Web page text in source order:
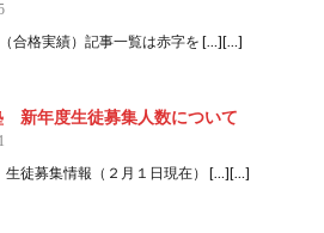
合格実績）記事一覧は赤字を […][…]
新年度生徒募集人数について
徒募集情報（２月１日現在） […][…]